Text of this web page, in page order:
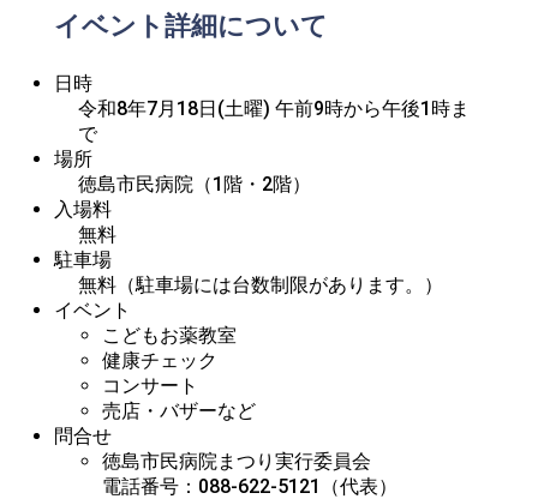
イベント詳細について
日時
令和8年7月18日(土曜) 午前9時から午後1時ま
で
場所
徳島市民病院（1階・2階）
入場料
無料
駐車場
無料（駐車場には台数制限があります。）
イベント
こどもお薬教室
健康チェック
コンサート
売店・バザーなど
問合せ
徳島市民病院まつり実行委員会
電話番号：088-622-5121（代表）